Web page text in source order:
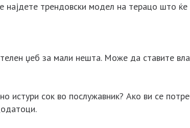
трендовски модел на терацо што
џеб за мали нешта. Може да ставите
истури сок во послужавник? Ако ви се